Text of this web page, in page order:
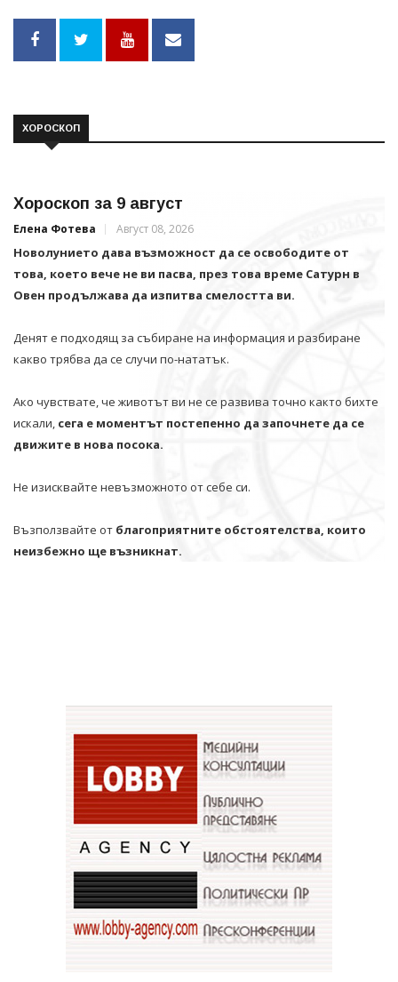
ХОРОСКОП
Хороскоп за 9 август
Елена Фотева Август 08, 2026
Новолунието дава възможност да се освободите от
това, което вече не ви пасва, през това време Сатурн в
Овен продължава да изпитва смелостта ви.
Денят е подходящ за събиране на информация и разбиране
какво трябва да се случи по-нататък.
Ако чувствате, че животът ви не се развива точно както бихте
искали, сега е моментът постепенно да започнете да се
движите в нова посока.
Не изисквайте невъзможното от себе си.
Възползвайте от благоприятните обстоятелства, които
неизбежно ще възникнат.